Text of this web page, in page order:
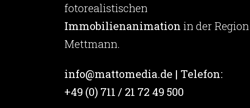
fotorealistischen
Immobilienanimation in der Region
Mettmann.
info@mattomedia.de | Telefon:
+49 (0) 711 / 21 72 49 500